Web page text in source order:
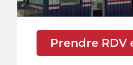
Prendre RDV